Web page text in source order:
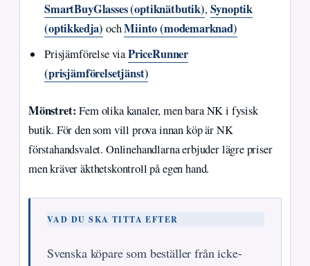
SmartBuyGlasses (optiknätbutik),Synoptik
(optikkedja) ochMiinto (modemarknad)
Prisjämförelse viaPriceRunner
(prisjämförelsetjänst)
Mönstret: Fem olika kanaler, men bara NK i fysisk
butik. För den som vill prova innan köp är NK
förstahandsvalet. Onlinehandlarna erbjuder lägre priser
men kräver äkthetskontroll på egen hand.
VAD DU SKA TITTA EFTER
Svenska köpare som beställer från icke-